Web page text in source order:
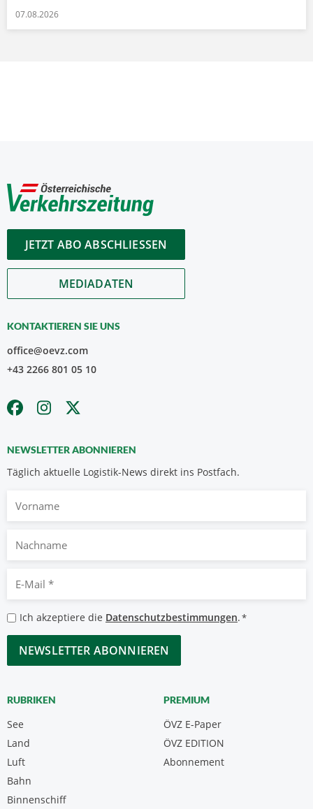
07.08.2026
JETZT ABO ABSCHLIESSEN
MEDIADATEN
KONTAKTIEREN SIE UNS
office@oevz.com
+43 2266 801 05 10
NEWSLETTER ABONNIEREN
Täglich aktuelle Logistik-News direkt ins Postfach.
Nachname
Mail
*
Datenschutzbestimmungen
*
Ich akzeptiere die Datenschutzbestimmungen.*
CAPTCHA
RUBRIKEN
See
Land
Luft
Bahn
Binnenschiff
PREMIUM
ÖVZ E-Paper
Abonnement
ÖVZ EDITION